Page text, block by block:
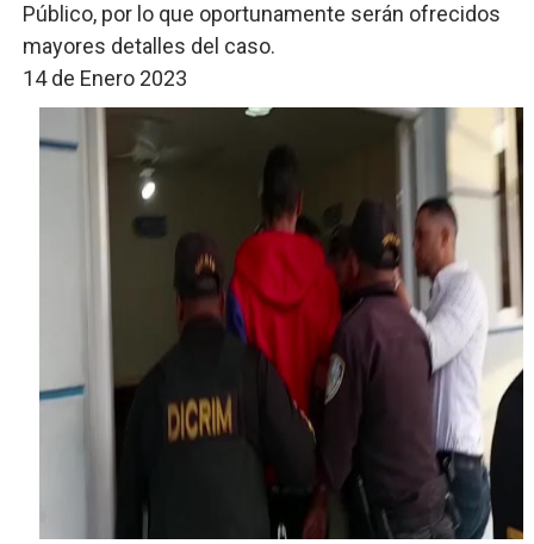
Público, por lo que oportunamente serán ofrecidos
mayores detalles del caso.
14 de Enero 2023